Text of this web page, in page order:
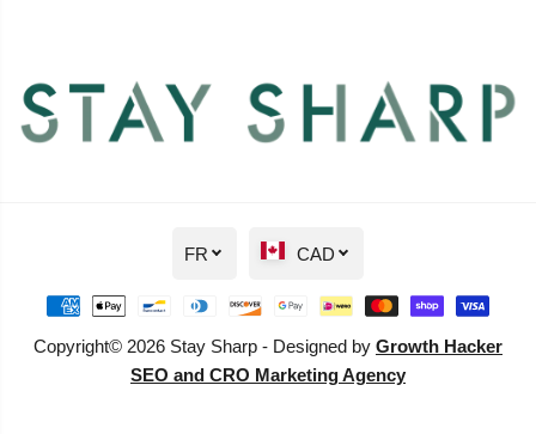
Copyright© 2026 Stay Sharp - Designed by Growth Hacker
SEO and CRO Marketing Agency
FR CAD